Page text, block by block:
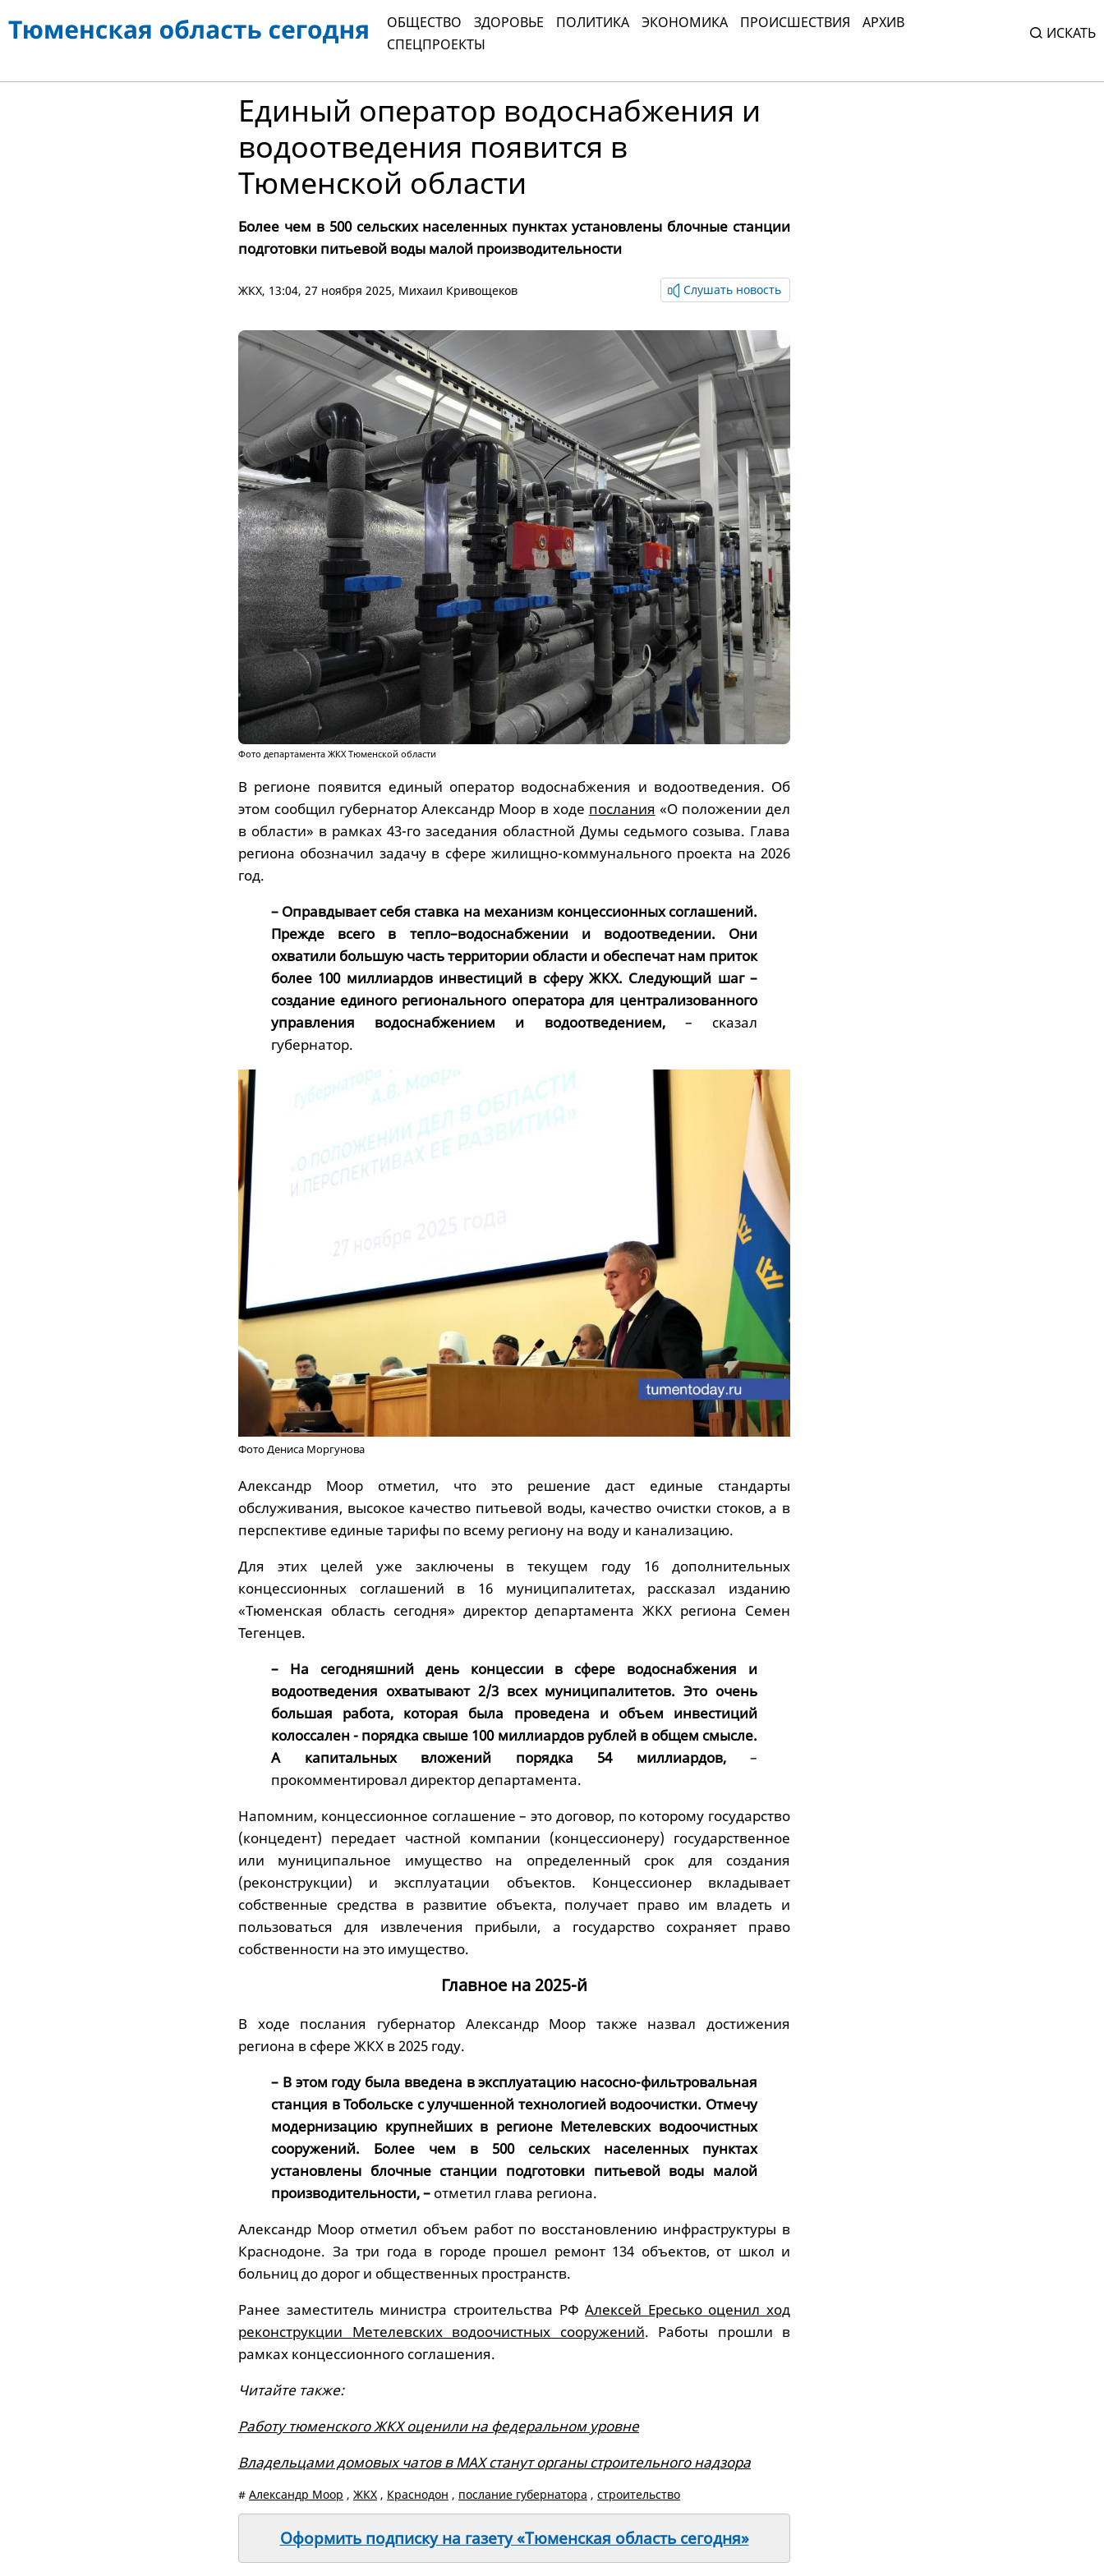
ОБЩЕСТВО ЗДОРОВЬЕ ПОЛИТИКА ЭКОНОМИКА ПРОИСШЕСТВИЯ
АРХИВ
СПЕЦПРОЕКТЫ
ИСКАТЬ
Единый оператор водоснабжения и
водоотведения появится в
Тюменской области
Более чем в 500 сельских населенных пунктах установлены блочные станции
подготовки питьевой воды малой производительности
ЖКХ, 13:04, 27 ноября 2025, Михаил Кривощеков Слушать новость
Фото департамента ЖКХ Тюменской области
В регионе появится единый оператор водоснабжения и водоотведения. Об
этом сообщил губернатор Александр Моор в ходе послания «О положении дел
в области» в рамках 43-го заседания областной Думы седьмого созыва. Глава
региона обозначил задачу в сфере жилищно-коммунального проекта на 2026
год.
– Оправдывает себя ставка на механизм концессионных соглашений.
Прежде всего в тепло–водоснабжении и водоотведении. Они
охватили большую часть территории области и обеспечат нам приток
более 100 миллиардов инвестиций в сферу ЖКХ. Следующий шаг –
создание единого регионального оператора для централизованного
управления водоснабжением и водоотведением, – сказал
губернатор.
Фото Дениса Моргунова
Александр Моор отметил, что это решение даст единые стандарты
обслуживания, высокое качество питьевой воды, качество очистки стоков, а в
перспективе единые тарифы по всему региону на воду и канализацию.
Для этих целей уже заключены в текущем году 16 дополнительных
концессионных соглашений в 16 муниципалитетах, рассказал изданию
«Тюменская область сегодня» директор департамента ЖКХ региона Семен
Тегенцев.
– На сегодняшний день концессии в сфере водоснабжения и
водоотведения охватывают 2/3 всех муниципалитетов. Это очень
большая работа, которая была проведена и объем инвестиций
колоссален - порядка свыше 100 миллиардов рублей в общем смысле.
А капитальных вложений порядка 54 миллиардов,–
прокомментировал директор департамента.
Напомним, концессионное соглашение – это договор, по которому государство
(концедент) передает частной компании (концессионеру) государственное
или муниципальное имущество на определенный срок для создания
(реконструкции) и эксплуатации объектов. Концессионер вкладывает
собственные средства в развитие объекта, получает право им владеть и
пользоваться для извлечения прибыли, а государство сохраняет право
собственности на это имущество.
Главное на 2025-й
В ходе послания губернатор Александр Моор также назвал достижения
региона в сфере ЖКХ в 2025 году.
– В этом году была введена в эксплуатацию насосно-фильтровальная
станция в Тобольске с улучшенной технологией водоочистки. Отмечу
модернизацию крупнейших в регионе Метелевских водоочистных
сооружений. Более чем в 500 сельских населенных пунктах
установлены блочные станции подготовки питьевой воды малой
производительности, – отметил глава региона.
Александр Моор отметил объем работ по восстановлению инфраструктуры в
Краснодоне. За три года в городе прошел ремонт 134 объектов, от школ и
больниц до дорог и общественных пространств.
Ранее заместитель министра строительства РФАлексей Ересько оценил ход
реконструкции Метелевских водоочистных сооружений. Работы прошли в
рамках концессионного соглашения.
Читайте также:
Работу тюменского ЖКХ оценили на федеральном уровне
Владельцами домовых чатов в МАХ станут органы строительного надзора
# Александр Моор , ЖКХ , Краснодон , послание губернатора , строительство
Оформить подписку на газету «Тюменская область сегодня»